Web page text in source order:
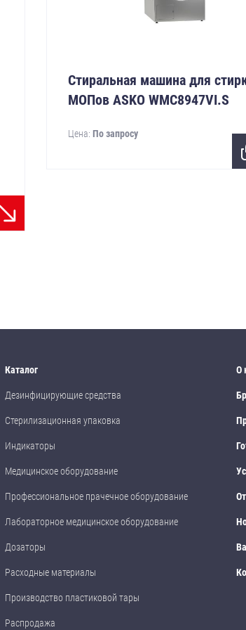
Стиральная машина для
МОПов ASKO WMC8947VI.S
Цена:По запросу
Каталог
Дезинфицирующие средства
Стерилизационная упаковка
Индикаторы
Медицинское оборудование
Профессиональное прачечное оборудование
Лабораторное медицинское оборудование
Дозаторы
Расходные материалы
Производство пластиковой тары
Распродажа
О